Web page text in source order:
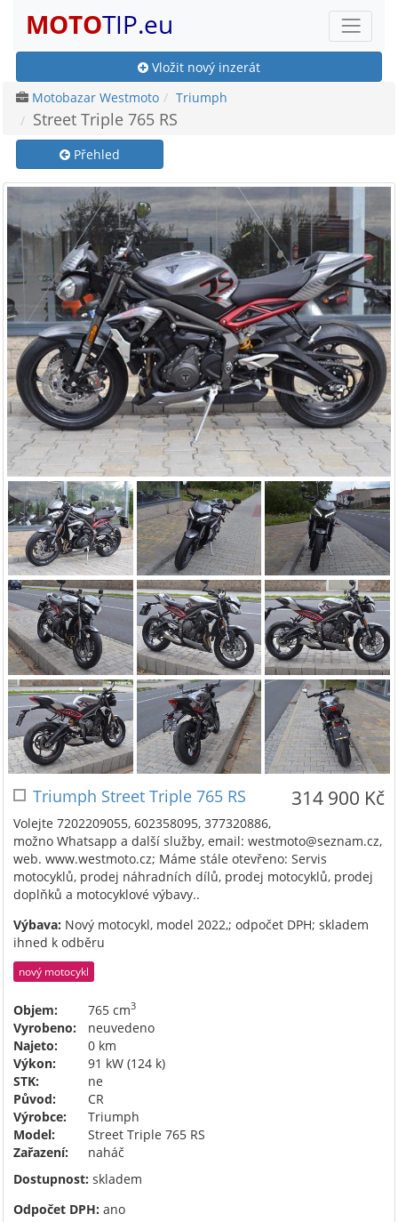
MOTOTIP.eu
Vložit nový inzerát
Motobazar Westmoto
Triumph
Street Triple 765 RS
Přehled
314 900 Kč
Triumph Street Triple 765 RS
Volejte 7202209055, 602358095, 377320886,
možno Whatsapp a další služby, email: westmoto@seznam.cz,
web. www.westmoto.cz; Máme stále otevřeno: Servis
motocyklů, prodej náhradních dílů, prodej motocyklů, prodej
doplňků a motocyklové výbavy..
Výbava: Nový motocykl, model 2022,; odpočet DPH; skladem
ihned k odběru
nový motocykl
Objem: 765 cm3
Vyrobeno:
neuvedeno
Najeto:
0 km
Výkon:
91 kW (124 k)
STK:
ne
Původ:
CR
Výrobce:
Triumph
Model:
Street Triple 765 RS
Zařazení:
naháč
Dostupnost: skladem
Odpočet DPH: ano